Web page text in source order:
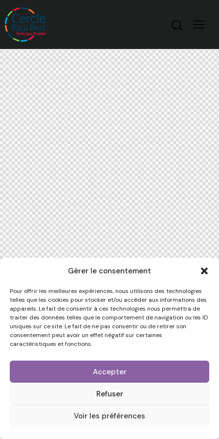
Gérer le consentement
Pour offrir les meilleures expériences, nous utilisons des technologies
telles que les cookies pour stocker et/ou accéder aux informations des
appareils. Le fait de consentir à ces technologies nous permettra de
traiter des données telles que le comportement de navigation ou les ID
uniques sur ce site. Le fait de ne pas consentir ou de retirer son
consentement peut avoir un effet négatif sur certaines
caractéristiques et fonctions.
Accepter
Refuser
Voir les préférences